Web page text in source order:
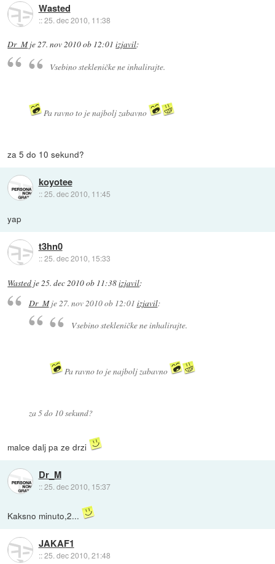
Wasted
::25. dec 2010, 11:38
Dr_Mje27. nov 2010 ob 12:01 izjavil:
Vsebino stekleničke ne inhalirajte.
Pa ravno to je najbolj zabavno
za 5 do 10 sekund?
koyotee
::25. dec 2010, 11:45
yap
t3hn0
::25. dec 2010, 15:33
Wasted je25. dec 2010 ob 11:38izjavil:
Dr_Mje27. nov 2010 ob 12:01 izjavil:
Vsebino stekleničke ne inhalirajte.
Pa ravno to je najbolj zabavno
za 5 do 10 sekund?
malce dalj pa ze drzi
Dr_M
::25. dec 2010, 15:37
Kaksno minuto,2...
JAKAF1
::25. dec 2010, 21:48